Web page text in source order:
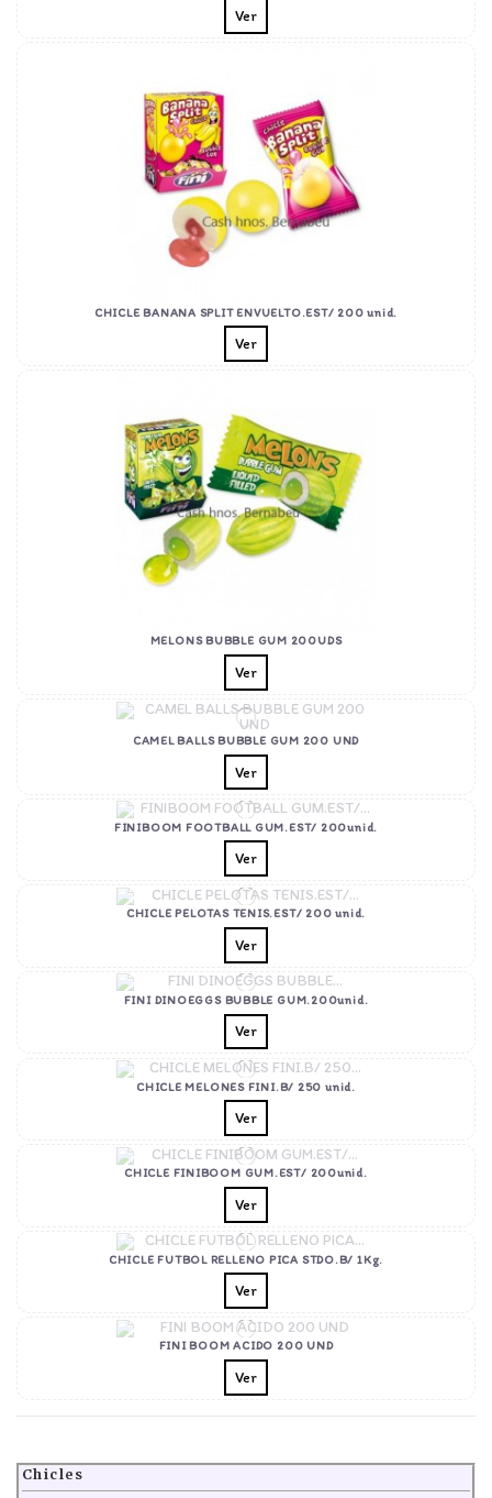
Ver
CHICLE BANANA SPLIT ENVUELTO.EST/ 200 unid.
Ver
MELONS BUBBLE GUM 200UDS
Ver
CAMEL BALLS BUBBLE GUM 200 UND
Ver
FINIBOOM FOOTBALL GUM.EST/ 200unid.
Ver
CHICLE PELOTAS TENIS.EST/ 200 unid.
Ver
FINI DINOEGGS BUBBLE GUM.200unid.
Ver
CHICLE MELONES FINI.B/ 250 unid.
Ver
CHICLE FINIBOOM GUM.EST/ 200unid.
Ver
CHICLE FUTBOL RELLENO PICA STDO.B/ 1Kg.
Ver
FINI BOOM ACIDO 200 UND
Ver
Chicles